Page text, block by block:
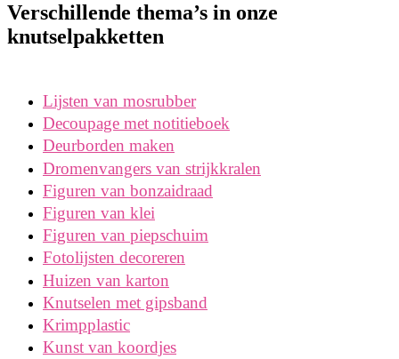
Verschillende thema’s in onze
knutselpakketten
Lijsten van mosrubber
Decoupage met notitieboek
Deurborden maken
Dromenvangers van strijkkralen
Figuren van bonzaidraad
Figuren van klei
Figuren van piepschuim
Fotolijsten decoreren
Huizen van karton
Knutselen met gipsband
Krimpplastic
Kunst van koordjes